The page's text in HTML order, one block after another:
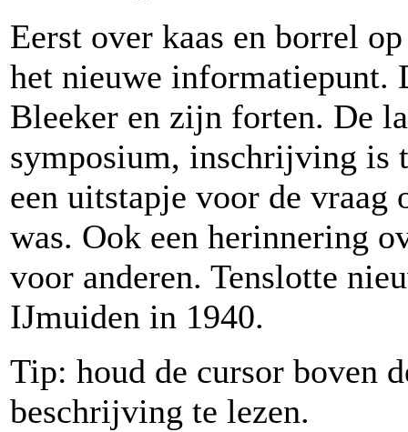
Eerst over kaas en borrel
het nieuwe informatiepunt.
Bleeker en zijn forten. De
symposium, inschrijving is
een uitstapje voor de vraag
was. Ook een herinnering
voor anderen. Tenslotte
IJmuiden in 1940.
Tip: houd de cursor boven
beschrijving te lezen.